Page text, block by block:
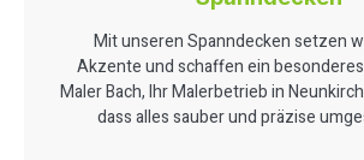
Mit unseren Spanndecken setzen
Akzente und schaffen ein
Maler Bach, Ihr Malerbetrieb in
dass alles sauber und präzise